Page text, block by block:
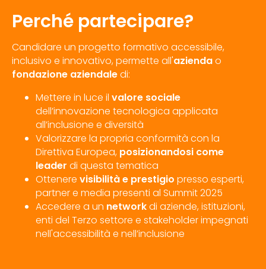
Perché partecipare?
Candidare un progetto formativo accessibile,
inclusivo e innovativo, permette all'aziendao
fondazione aziendaledi:
Mettere in luce il valore sociale
dell’innovazione tecnologica applicata
all’inclusione e diversità
Valorizzare la propria conformità con la
Direttiva Europea, posizionandosi come
leader di questa tematica
Ottenere visibilità e prestigio presso esperti,
partner e media presenti al Summit 2025
Accedere a un networkdi aziende, istituzioni,
enti del Terzo settore e stakeholder impegnati
nell'accessibilità e nell’inclusione